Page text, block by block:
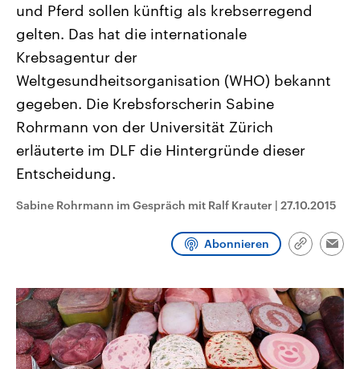
Landtagswahl Sachsen-Anhalt
2026
Alle Informationen
Sachsen-Anhalt wählt am 6.
September 2026 einen neuen
Landtag. Seit 2021 wird das
Bundesland von einer Koalition aus
CDU, SPD und FDP regiert.-
Umfragen, Prognosen,
Wahlprogramme, aktuelle Berichte
und Hintergründe zu den Parteien
und Kandidaten der anstehenden
Wahl.
USA
Aktuelle Beiträge,
gehören die Vereinigten
den mächtigsten Ländern
mit großem Einfluss auf
Sendungen Programm Podcasts
und Pferd sollen künftig als krebserregend
gelten. Das hat die internationale
Krebsagentur der
Weltgesundheitsorganisation (WHO) bekannt
gegeben. Die Krebsforscherin Sabine
Rohrmann von der Universität Zürich
erläuterte im DLF die Hintergründe dieser
Entscheidung.
Sabine Rohrmann im Gespräch mit Ralf Krauter | 27.10.2015
Abonnieren
Link